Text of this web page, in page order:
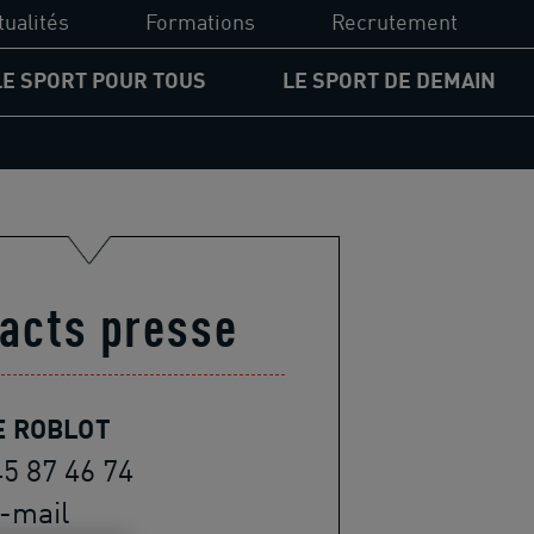
Formations
Formations
Recrutement
SPORT POUR TOUS
pour les jeunes
égalité des chances
LE SPORT DE DEMAIN
presse
ROBLOT
87 46 74
mail